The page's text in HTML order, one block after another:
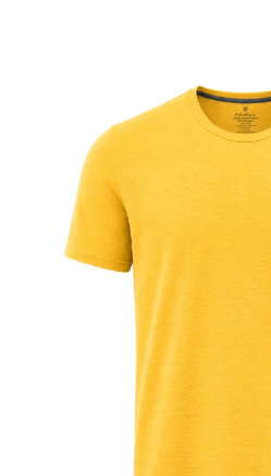
Bluze si hanorace bărbați
Bluze si hanorace damă
Bluze de trening | Bluze tehnice
Pantaloni
Șepci și căciuli
Simboluri tradiționale
Tricouri cu mesaje de bine